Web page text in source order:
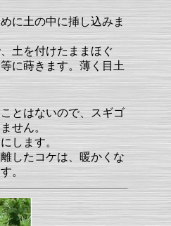
に土の中に挿し込みま
土を付けたままほぐ
に蒔きます。薄く目土
とはないので、スギゴ
せん。
します。
したコケは、暖かくな
。